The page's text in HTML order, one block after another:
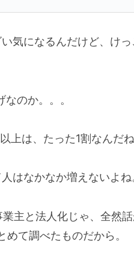
気になるんだけど、け
のか。。。
は、たった1割なんだね
はなかなか増えないよね
主と法人化じゃ、全然話
て調べたものだから。